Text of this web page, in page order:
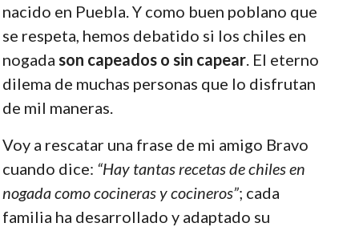
nacido en Puebla. Y como buen poblano que
se respeta, hemos debatido si los chiles en
nogada son capeados o sin capear. El eterno
dilema de muchas personas que lo disfrutan
de mil maneras.
Voy a rescatar una frase de mi amigo Bravo
cuando dice: “Hay tantas recetas de chiles en
nogada como cocineras y cocineros”; cada
familia ha desarrollado y adaptado su